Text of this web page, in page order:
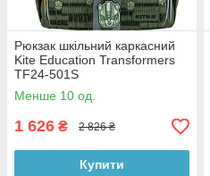
Рюкзак шкільний каркасний
Kite Education Transformers
TF24-501S
Менше 10 од.
1 626 ₴ 2 826 ₴
Купити